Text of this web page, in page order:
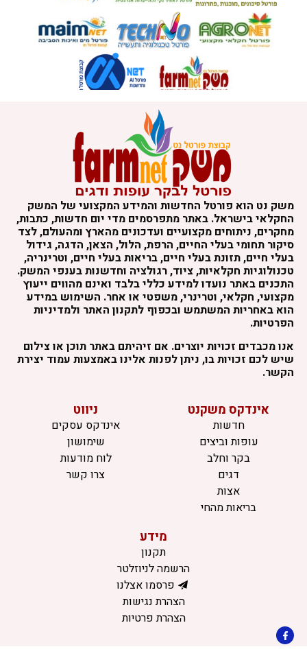
משק נט הוא פורטל החדשות והמידע המקצועי של המשק
החקלאי בישראל. באתר מתפרסמים מדי יום חדשות, כתבות,
מחקרים, ניתוחים מקצועיים ועדכונים מהארץ ומהעולם, לצד
סיקור תחומי בעלי החיים, הרפת, הלול, הצאן, הדגה, גידול
בעלי חיים, תזונת בעלי חיים, בריאות בעלי חיים, וטרינריה,
טכנולוגיות חקלאיות, ציוד, רגולציה וחדשנות בענפי המשק.
התכנים באתר נועדו למידע כללי בלבד ואינם מהווים ייעוץ
מקצועי, חקלאי, וטרינרי, משפטי או אחר. השימוש במידע
הוא באחריות המשתמש ובכפוף לתקנון האתר ולמדיניות
הפרטיות.
אנו מכבדים זכויות יוצרים. אם זיהיתם באתר תוכן או צילום
שיש לכם זכויות בו, ניתן לפנות אלינו באמצעות עמוד יצירת
הקשר.
אינדקס משקנט
חדשות
עופות וביצים
בקר וחלב
דגים
אצות
בריאות מהחי
ניווט
אינדקס עסקים
שימושון
לוח מודעות
צרו קשר
מידע
תקנון
הרשמה לניוזלטר
פרסמו אצלנו
הצהרת נגישות
הצהרת פרטיות